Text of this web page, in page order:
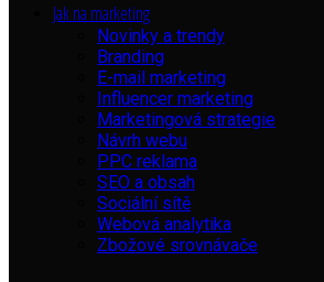
Jak na marketing
Novinky a trendy
Branding
E-mail marketing
Influencer marketing
Marketingová strategie
Návrh webu
PPC reklama
SEO a obsah
Sociální sítě
Webová analytika
Zbožové srovnávače